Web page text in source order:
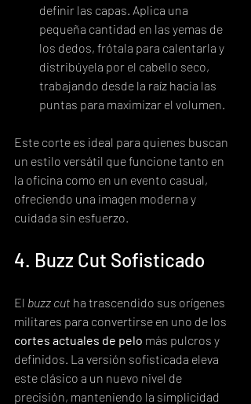
definir las capas. Aplica una
pequeña cantidad en las yemas de
los dedos, frótala para calentarla y
distribúyela por el cabello seco,
trabajando desde la raíz hacia las
puntas para maximizar el volumen.
Este corte es ideal para quienes buscan
un estilo versátil que funcione tanto en
la oficina como en un evento casual,
ofreciendo una imagen moderna y
cuidada sin esfuerzo.
4. Buzz Cut Sofisticado
El buzz cut ha trascendido sus orígenes
militares para convertirse en uno de los
cortes actuales de pelo más pulcros y
definidos. La versión sofisticada eleva
este clásico a un nuevo nivel de
precisión, manteniendo la simplicidad